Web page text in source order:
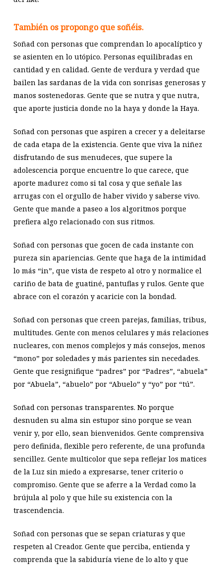
También os propongo que soñéis.
Soñad con personas que comprendan lo apocalíptico y
se asienten en lo utópico. Personas equilibradas en
cantidad y en calidad. Gente de verdura y verdad que
bailen las sardanas de la vida con sonrisas generosas y
manos sostenedoras. Gente que se nutra y que nutra,
que aporte justicia donde no la haya y donde la Haya.
Soñad con personas que aspiren a crecer y a deleitarse
de cada etapa de la existencia. Gente que viva la niñez
disfrutando de sus menudeces, que supere la
adolescencia porque encuentre lo que carece, que
aporte madurez como si tal cosa y que señale las
arrugas con el orgullo de haber vivido y saberse vivo.
Gente que mande a paseo a los algoritmos porque
prefiera algo relacionado con sus ritmos.
Soñad con personas que gocen de cada instante con
pureza sin apariencias. Gente que haga de la intimidad
lo más “in”, que vista de respeto al otro y normalice el
cariño de bata de guatiné, pantuflas y rulos. Gente que
abrace con el corazón y acaricie con la bondad.
Soñad con personas que creen parejas, familias, tribus,
multitudes. Gente con menos celulares y más relaciones
nucleares, con menos complejos y más consejos, menos
“mono” por soledades y más parientes sin necedades.
Gente que resignifique “padres” por “Padres”, “abuela”
por “Abuela”, “abuelo” por “Abuelo” y “yo” por “tú”.
Soñad con personas transparentes. No porque
desnuden su alma sin estupor sino porque se vean
venir y, por ello, sean bienvenidos. Gente comprensiva
pero definida, flexible pero referente, de una profunda
sencillez. Gente multicolor que sepa reflejar los matices
de la Luz sin miedo a expresarse, tener criterio o
compromiso. Gente que se aferre a la Verdad como la
brújula al polo y que hile su existencia con la
trascendencia.
Soñad con personas que se sepan criaturas y que
respeten al Creador. Gente que perciba, entienda y
comprenda que la sabiduría viene de lo alto y que